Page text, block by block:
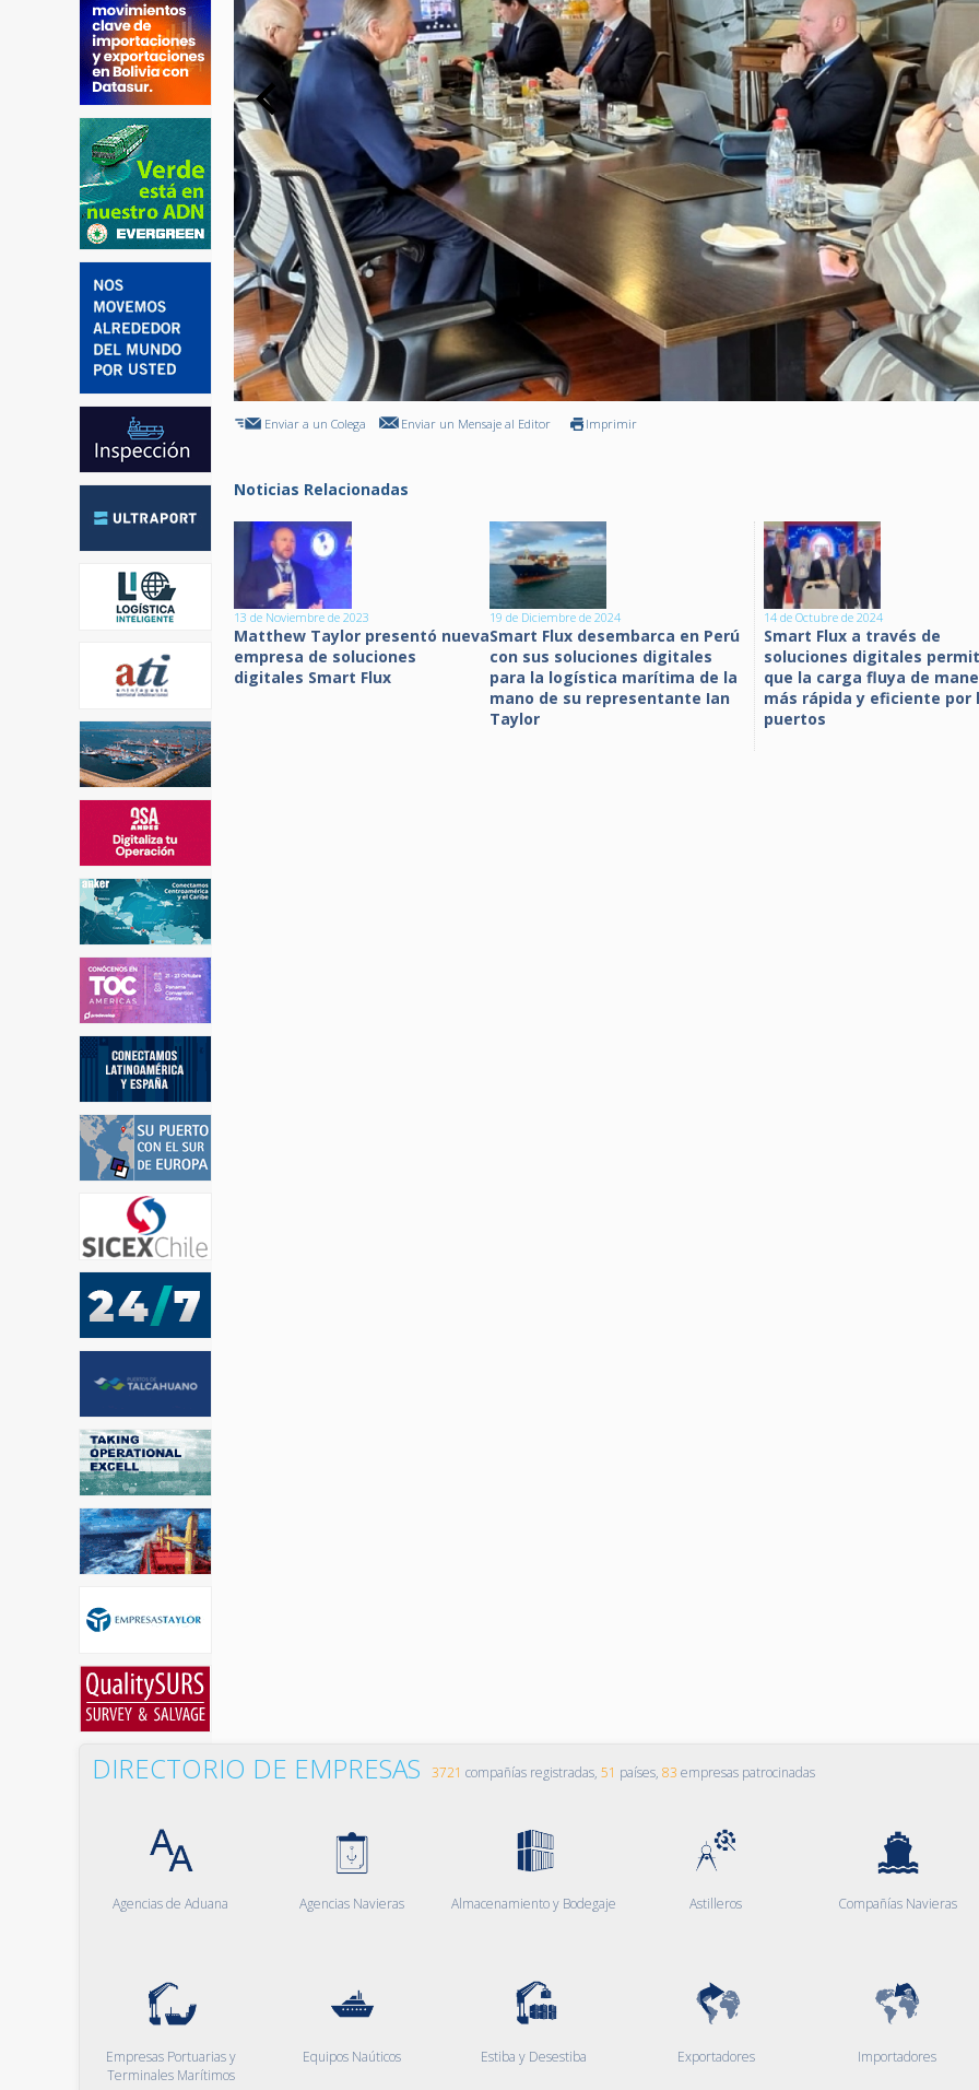
Enviar a un Colega Enviar un Mensaje al Editor Imprimir
Noticias Relacionadas
13 de Noviembre de 2023
Matthew Taylor presentó nueva
empresa de soluciones
digitales Smart Flux
19 de Diciembre de 2024
Smart Flux desembarca en Perú
con sus soluciones digitales
para la logística marítima de la
mano de su representante Ian
Taylor
14 de Octubre de 2024
Smart Flux a través de
soluciones digitales
que la carga fluya de
más rápida y eficiente por
puertos
DIRECTORIO DE EMPRESAS 3721 compañías registradas, 51 países, 83 empresas patrocinadas
Agencias de Aduana Agencias Navieras Almacenamiento y Bodegaje Astilleros Compañías Navieras
Empresas Portuarias y
Terminales Marítimos
Equipos Naúticos Estiba y Desestiba Exportadores Importadores